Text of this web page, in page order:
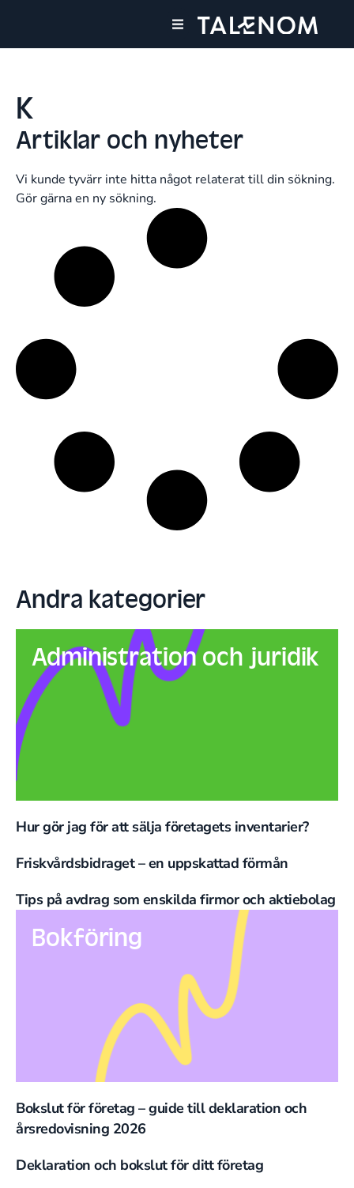
K
Artiklar och nyheter
Vi kunde tyvärr inte hitta något relaterat till din sökning.
Gör gärna en ny sökning.
Andra kategorier
Administration och juridik
Hur gör jag för att sälja företagets inventarier?
Friskvårdsbidraget – en uppskattad förmån
Tips på avdrag som enskilda firmor och aktiebolag
Bokföring
Bokslut för företag – guide till deklaration och
årsredovisning 2026
Deklaration och bokslut för ditt företag